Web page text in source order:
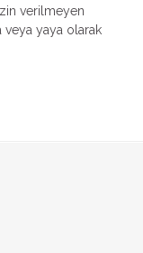
verilmeyen
veya yaya olarak